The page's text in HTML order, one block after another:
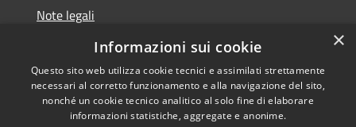
Note legali
Dichiarazione di accessibilità
Copyright © 2026 • Città di
×
Informazioni sui cookie
Questo sito web utilizza cookie tecnici e assimilati strettamente
necessari al corretto funzionamento e alla navigazione del sito,
nonché un cookie tecnico analitico al solo fine di elaborare
informazioni statistiche, aggregate e anonime.